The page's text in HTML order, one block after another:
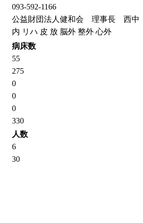
093-592-1166
公益財団法人健和会 理事長 西
内 リハ 皮 放 脳外 整外 心外
病床数
55
275
0
0
0
330
人数
6
30